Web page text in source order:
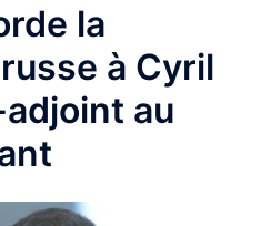
la
à Cyril
au